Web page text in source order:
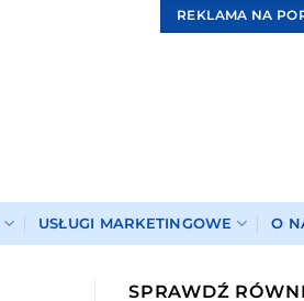
REKLAMA NA
USŁUGI MARKETINGOWE O
SPRAWDŹ